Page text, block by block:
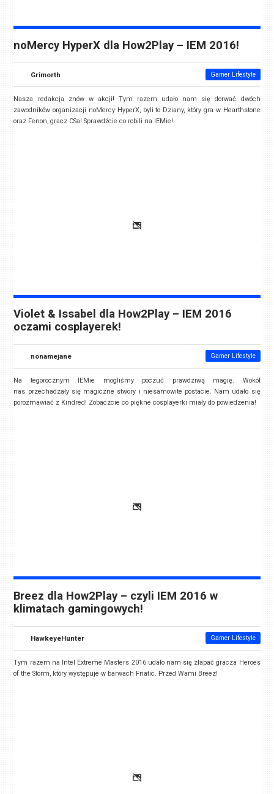
noMercy HyperX dla How2Play – IEM 2016!
Grimorth Gamer Lifestyle
Nasza redakcja znów w akcji! Tym razem udało nam się dorwać dwóch
zawodników organizacji noMercy HyperX, byli to Dziany, który gra w Hearthstone
oraz Fenon, gracz CSa! Sprawdźcie co robili na IEMie!
Violet & Issabel dla How2Play – IEM 2016
oczami cosplayerek!
nonamejane Gamer Lifestyle
Na tegorocznym IEMie mogliśmy poczuć prawdziwą magię. Wokół
nas przechadzały się magiczne stwory i niesamowite postacie. Nam udało się
porozmawiać z Kindred! Zobaczcie co piękne cosplayerki miały do powiedzenia!
Breez dla How2Play – czyli IEM 2016 w
klimatach gamingowych!
HawkeyeHunter Gamer Lifestyle
Tym razem na Intel Extreme Masters 2016 udało nam się złapać gracza Heroes
of the Storm, który występuje w barwach Fnatic. Przed Wami Breez!